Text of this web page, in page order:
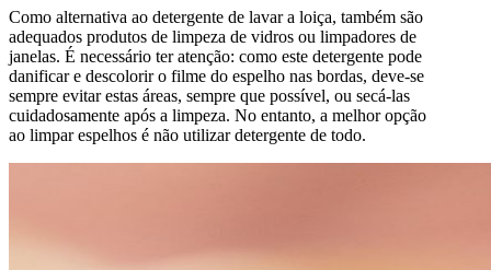
Como alternativa ao detergente de lavar a loiça, também são
adequados produtos de limpeza de vidros ou limpadores de
janelas. É necessário ter atenção: como este detergente pode
danificar e descolorir o filme do espelho nas bordas, deve-se
sempre evitar estas áreas, sempre que possível, ou secá-las
cuidadosamente após a limpeza. No entanto, a melhor opção
ao limpar espelhos é não utilizar detergente de todo.